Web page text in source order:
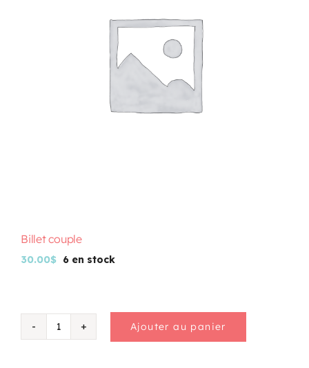
Billet couple
30.00$ 6 en stock
quantité
Ajouter au panier